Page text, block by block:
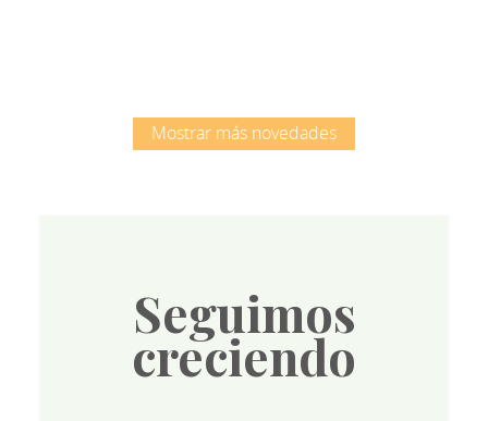
Mostrar más novedades
Seguimos
creciendo